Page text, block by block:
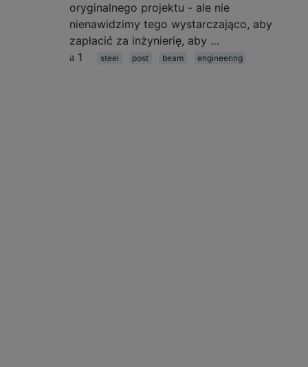
oryginalnego projektu - ale nie
nienawidzimy tego wystarczająco, aby
zapłacić za inżynierię, aby …
1
steel post beam engineering